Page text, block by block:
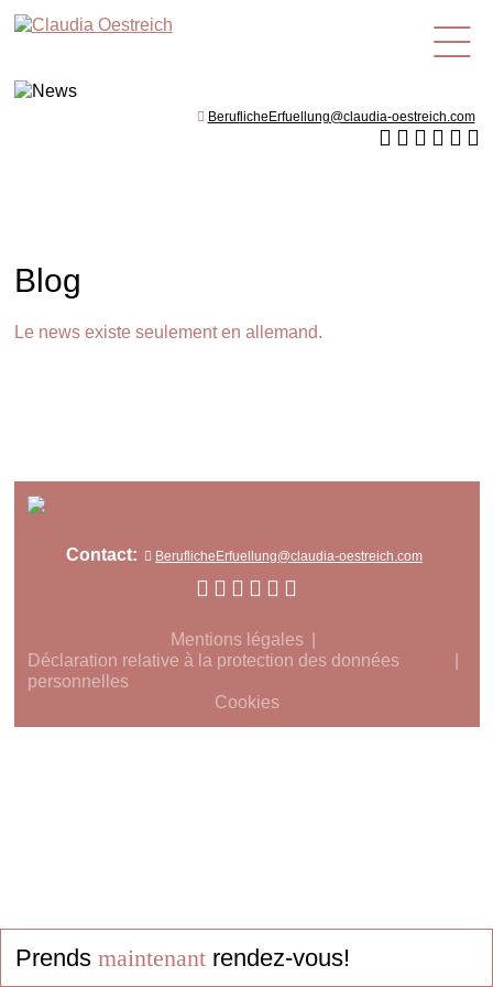
fr
BeruflicheErfuellung@claudia-oestreich.com
Blog
Le news existe seulement en allemand.
Contact: BeruflicheErfuellung@claudia-oestreich.com
Mentions légales
Déclaration relative à la protection des données
personnelles
Cookies
Prends maintenantrendez-vous!